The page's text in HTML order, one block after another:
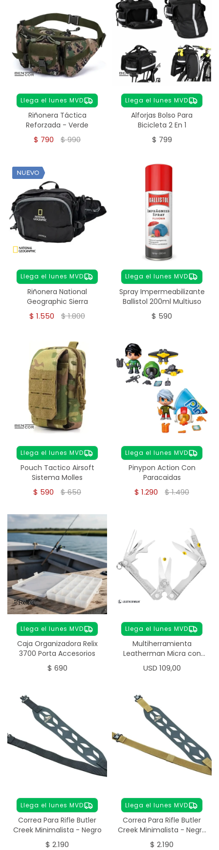
Llega el lunes MVD
Riñonera Táctica
Reforzada - Verde
$ 790 $990
Llega el lunes MVD
Alforjas Bolso Para
Bicicleta 2 En 1
$ 799
Llega el lunes MVD
Riñonera National
Geographic Sierra
$ 1.550 $1.800
Llega el lunes MVD
Spray Impermeabilizante
Ballistol 200ml Multiuso
$ 590
Llega el lunes MVD
Pouch Tactico Airsoft
Sistema Molles
$ 590 $650
Llega el lunes MVD
Pinypon Action Con
Paracaidas
$ 1.290 $1.490
Llega el lunes MVD
Caja Organizadora Relix
3700 Porta Accesorios
$ 690
Llega el lunes MVD
Multiherramienta
Leatherman Micra con
Tijeras
USD 109,00
Llega el lunes MVD
Correa Para Rifle Butler
Creek Minimalista - Negro
$ 2.190
Llega el lunes MVD
Correa Para Rifle Butler
Creek Minimalista - Negro
Bronceado
$ 2.190